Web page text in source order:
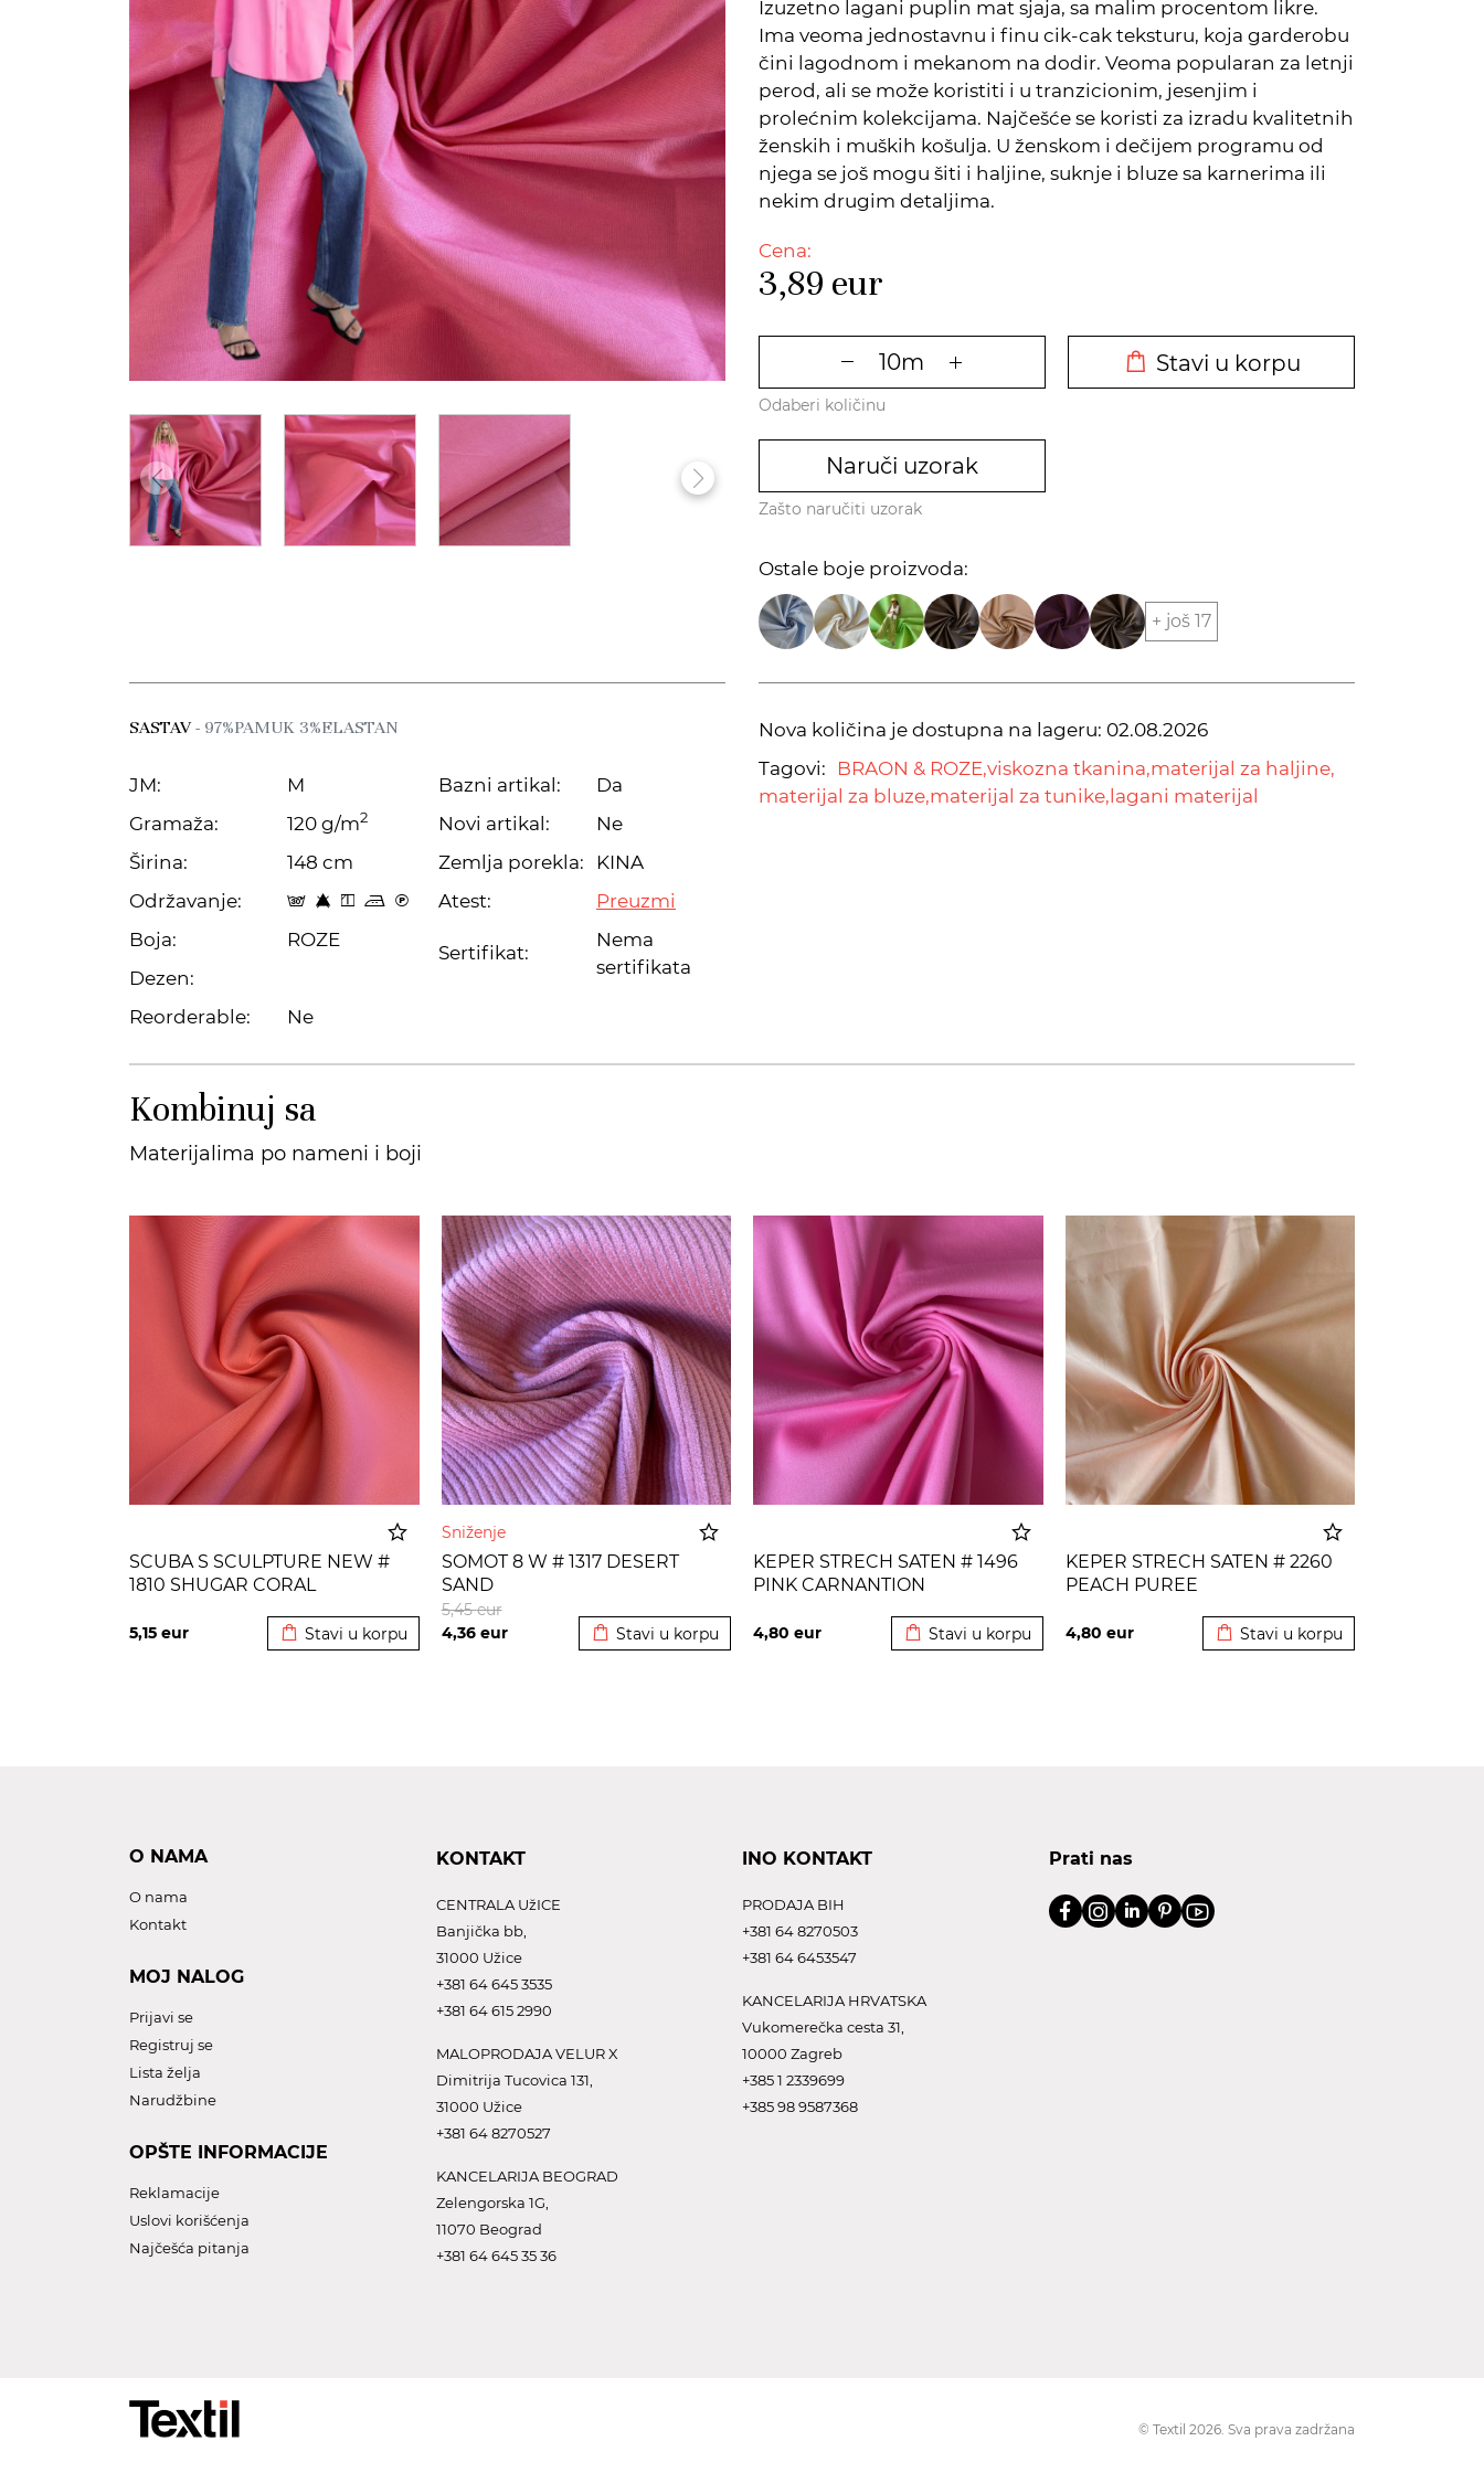
Izuzetno lagani puplin mat sjaja, sa malim procentom likre.
Ima veoma jednostavnu i finu cik-cak teksturu, koja garderobu
čini lagodnom i mekanom na dodir. Veoma popularan za letnji
perod, ali se može koristiti i u tranzicionim, jesenjim i
prolećnim kolekcijama. Najčešće se koristi za izradu kvalitetnih
ženskih i muških košulja. U ženskom i dečijem programu od
njega se još mogu šiti i haljine, suknje i bluze sa karnerima ili
nekim drugim detaljima.
Cena:
3,89 eur
Stavi u korpu
Odaberi količinu
Naruči uzorak
Zašto naručiti uzorak
Ostale boje proizvoda:
+ još 17
SASTAV- 97%PAMUK 3%ELASTAN
JM:
M
Gramaža:
120 g/m2
Širina:
148 cm
Održavanje:
s 8 y p C
Boja:
ROZE
Dezen:
Reorderable:
Ne
Bazni artikal:
Da
Novi artikal:
Ne
Zemlja porekla:
KINA
Atest:
Preuzmi
Sertifikat:
Nema
sertifikata
Nova količina je dostupna na lageru: 02.08.2026
Tagovi:
BRAON & ROZE,viskozna tkanina,materijal za haljine,
materijal za bluze,materijal za tunike,lagani materijal
Kombinuj sa
Materijalima po nameni i boji
SCUBA S SCULPTURE NEW #
1810 SHUGAR CORAL
5,15 eur Stavi u korpu
Sniženje
SOMOT 8 W # 1317 DESERT
SAND
4,36 eur
5,45eur
Stavi u korpu
KEPER STRECH SATEN # 1496
PINK CARNANTION
4,80 eur Stavi u korpu
KEPER STRECH SATEN # 2260
PEACH PUREE
4,80 eur Stavi u korpu
O NAMA
O nama
Kontakt
MOJ NALOG
Prijavi se
Registruj se
Lista želja
Narudžbine
OPŠTE INFORMACIJE
Reklamacije
Uslovi korišćenja
Najčešća pitanja
KONTAKT
CENTRALA UžICE
Banjička bb,
31000 Užice
+381 64 645 3535
+381 64 615 2990
MALOPRODAJA VELUR X
Dimitrija Tucovica 131,
31000 Užice
+381 64 8270527
KANCELARIJA BEOGRAD
Zelengorska 1G,
11070 Beograd
+381 64 645 35 36
INO KONTAKT
PRODAJA BIH
+381 64 8270503
+381 64 6453547
KANCELARIJA HRVATSKA
Vukomerečka cesta 31,
10000 Zagreb
+385 1 2339699
+385 98 9587368
Prati nas
© Textil 2026. Sva prava zadržana